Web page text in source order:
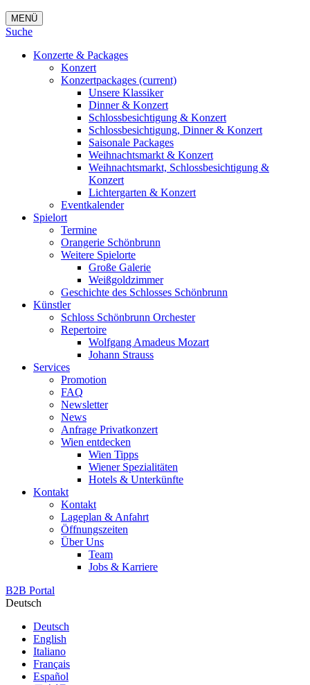
MENÜ
Suche
Konzerte & Packages
Konzert
Konzertpackages (current)
Unsere Klassiker
Dinner & Konzert
Schlossbesichtigung & Konzert
Schlossbesichtigung, Dinner & Konzert
Saisonale Packages
Weihnachtsmarkt & Konzert
Weihnachtsmarkt, Schlossbesichtigung &
Konzert
Lichtergarten & Konzert
Eventkalender
Spielort
Termine
Orangerie Schönbrunn
Weitere Spielorte
Große Galerie
Weißgoldzimmer
Geschichte des Schlosses Schönbrunn
Künstler
Schloss Schönbrunn Orchester
Repertoire
Wolfgang Amadeus Mozart
Johann Strauss
Services
Promotion
FAQ
Newsletter
News
Anfrage Privatkonzert
Wien entdecken
Wien Tipps
Wiener Spezialitäten
Hotels & Unterkünfte
Kontakt
Kontakt
Lageplan & Anfahrt
Öffnungszeiten
Über Uns
Team
Jobs & Karriere
B2B Portal
Deutsch
Deutsch
English
Italiano
Français
Español